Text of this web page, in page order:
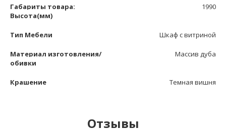
Габариты товара:
Высота(мм)
1990
Тип Мебели Шкаф с витриной
Материал изготовления/
обивки
Массив дуба
Крашение Темная вишня
Отзывы